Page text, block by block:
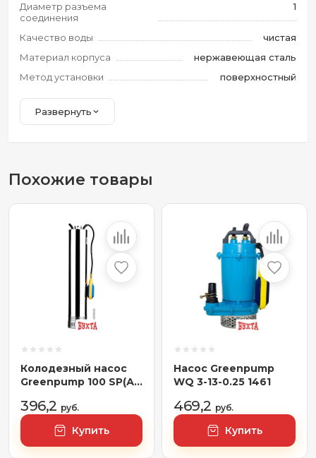
Диаметр разъема
соединения
1
Качество воды
чистая
Материал корпуса
нержавеющая сталь
Метод установки
поверхностный
Развернуть
Похожие товары
Колодезный насос
Greenpump 100 SP(А)
396,2 руб.
Купить
Насос Greenpump
WQ 3-13-0.25 1461
469,2 руб.
Купить